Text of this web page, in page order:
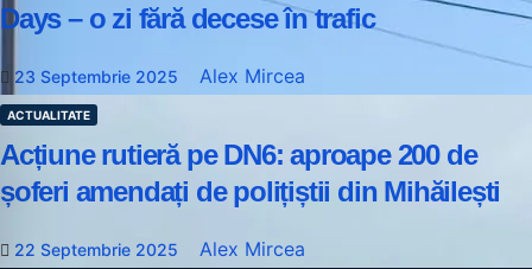
Days – o zi fără decese în trafic
23 Septembrie 2025 Alex Mircea
ACTUALITATE
Acțiune rutieră pe DN6: aproape 200 de
șoferi amendați de polițiștii din Mihăilești
22 Septembrie 2025 Alex Mircea